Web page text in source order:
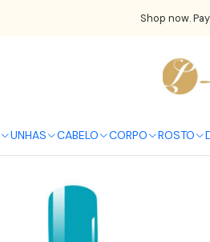
UNHAS CABELO CORPO ROSTO
Shop now.
Verniz Gel